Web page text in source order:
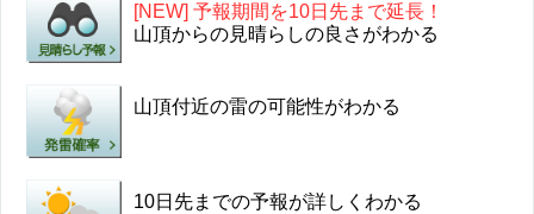
[NEW] 予報期間を10日先まで延長！
山頂からの見晴らしの良さがわかる
山頂付近の雷の可能性がわかる
10日先までの予報が詳しくわかる